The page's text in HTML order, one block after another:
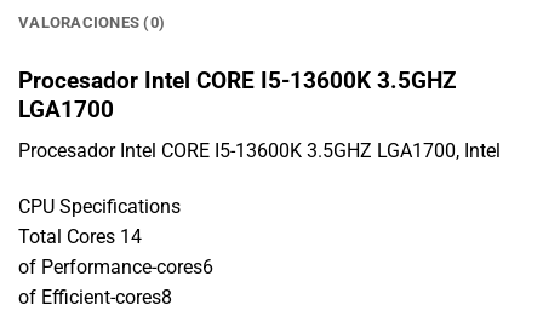
VALORACIONES (0)
Procesador Intel CORE I5-13600K 3.5GHZ
LGA1700
Procesador Intel CORE I5-13600K 3.5GHZ LGA1700, Intel
CPU Specifications
Total Cores 14
of Performance-cores6
of Efficient-cores8